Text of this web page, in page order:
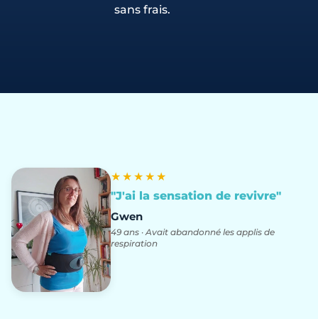
sans frais.
★★★★★
"J'ai la sensation de revivre"
Gwen
49 ans · Avait abandonné les applis de
respiration